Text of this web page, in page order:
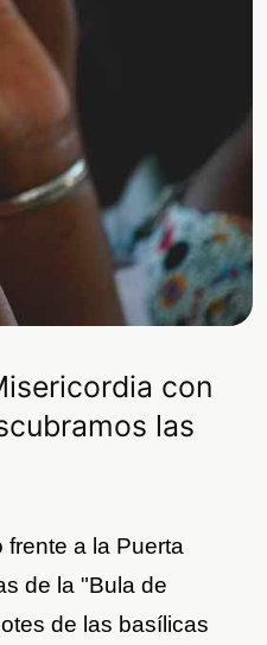
con
las
frente a la Puerta
de la "Bula de
de las basílicas